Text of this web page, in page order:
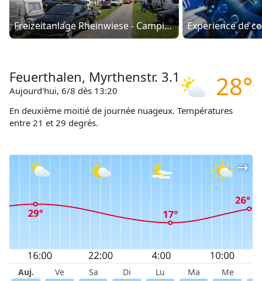
Freizeitanlage Rheinwiese - Camping Schaffhausen
28°
Feuerthalen, Myrthenstr. 3.1
Aujourd'hui, 6/8 dès 13:20
En deuxième moitié de journée nuageux. Températures
entre 21 et 29 degrés.
Auj. Ve Sa Di Lu Ma Me